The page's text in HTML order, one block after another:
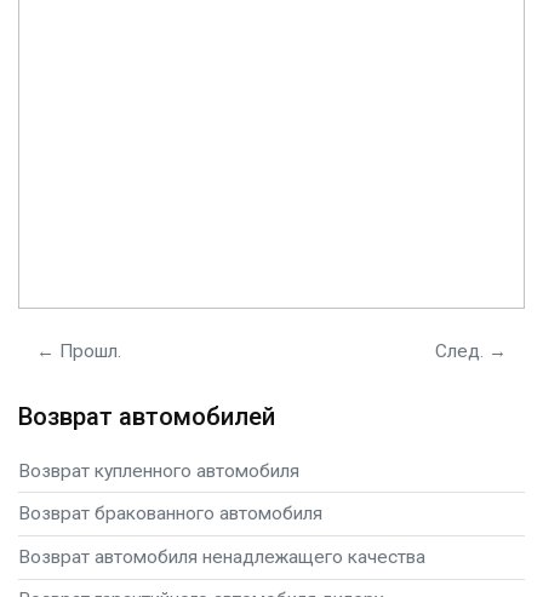
← Прошл. След. →
Возврат автомобилей
Возврат купленного автомобиля
Возврат бракованного автомобиля
Возврат автомобиля ненадлежащего качества